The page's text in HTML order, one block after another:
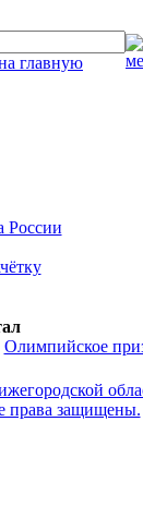
России
Олимпийское
права защищены.